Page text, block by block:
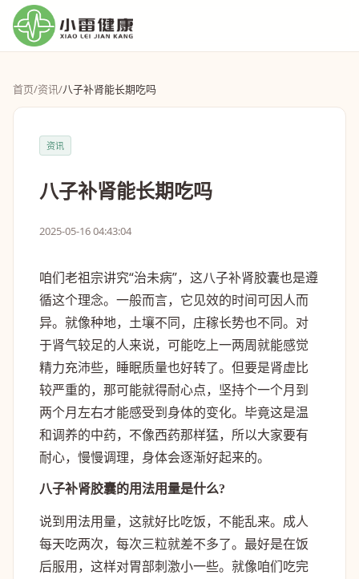
首页/资讯/八子补肾能长期吃吗
资讯
八子补肾能长期吃吗
2025-05-16 04:43:04
咱们老祖宗讲究“治未病”，这八子补肾胶囊也是遵
循这个理念。一般而言，它见效的时间可因人而
异。就像种地，土壤不同，庄稼长势也不同。对
于肾气较足的人来说，可能吃上一两周就能感觉
精力充沛些，睡眠质量也好转了。但要是肾虚比
较严重的，那可能就得耐心点，坚持个一个月到
两个月左右才能感受到身体的变化。毕竟这是温
和调养的中药，不像西药那样猛，所以大家要有
耐心，慢慢调理，身体会逐渐好起来的。
八子补肾胶囊的用法用量是什么?
说到用法用量，这就好比吃饭，不能乱来。成人
每天吃两次，每次三粒就差不多了。最好是在饭
后服用，这样对胃部刺激小一些。就像咱们吃完